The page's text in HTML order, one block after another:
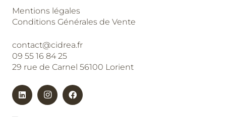
Mentions légales
Conditions Générales de Vente
contact@cidrea.fr
09 55 16 84 25
29 rue de Carnel 56100 Lorient